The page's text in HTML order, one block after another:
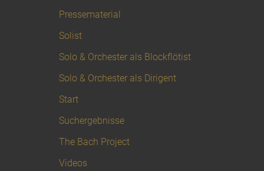
Pressematerial
Solist
Solo & Orchester als Blockflötist
Solo & Orchester als Dirigent
Start
Suchergebnisse
The Bach Project
Videos